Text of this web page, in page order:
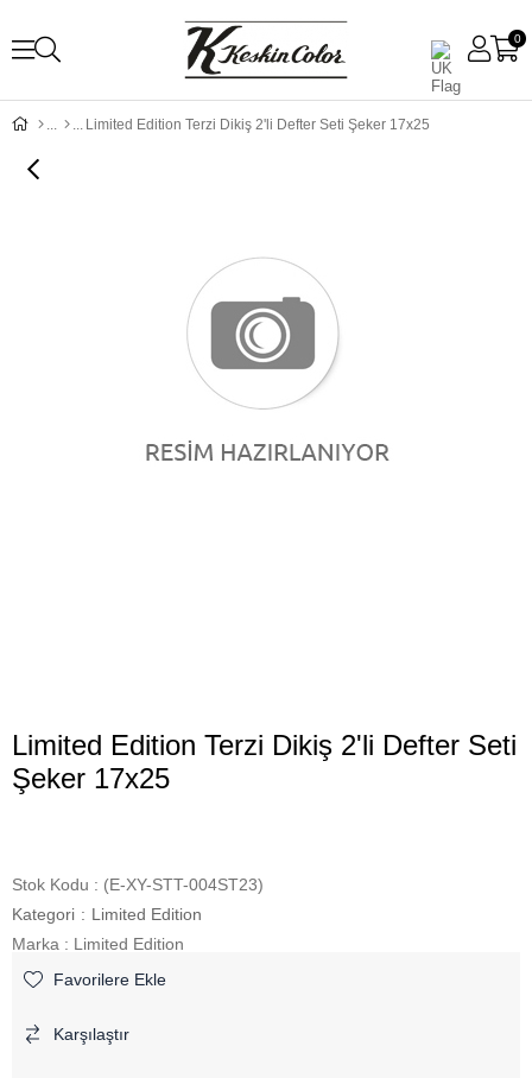
0
Limited Edition Terzi Dikiş 2'li Defter Seti Şeker 17x25
Limited Edition Terzi Dikiş 2'li Defter Seti
Şeker 17x25
Stok Kodu
(E-XY-STT-004ST23)
Kategori : Limited Edition
Marka : Limited Edition
Favorilere Ekle
Karşılaştır